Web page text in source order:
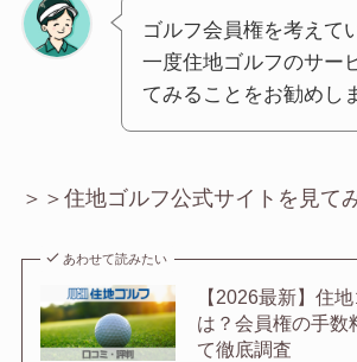
ゴルフ会員権を考えて
一度住地ゴルフのサー
てみることをお勧めし
＞＞住地ゴルフ公式サイトを見て
あわせて読みたい
【2026最新】住
は？会員権の手数
て徹底調査